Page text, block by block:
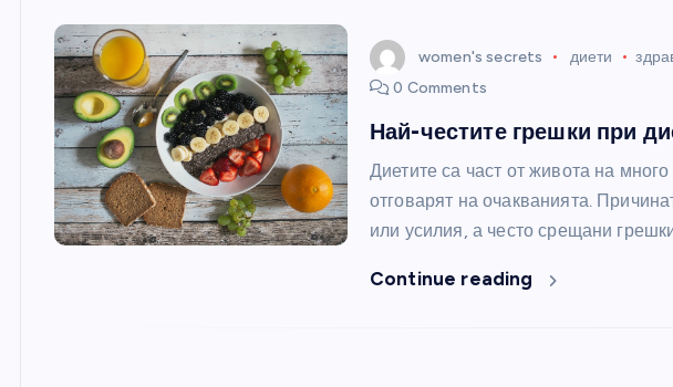
women's secrets диети
0 Comments
Най-честите грешки при
Диетите са част от живота на
отговарят на очакванията.
или усилия, а често срещани
Continue reading